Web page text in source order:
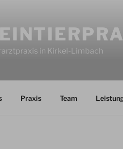
in Kirkel-Limbach
Praxis Team